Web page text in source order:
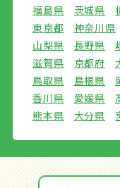
福島県
茨城県
東京都
神奈川県
山梨県
長野県
滋賀県
京都府
鳥取県
島根県
香川県
愛媛県
熊本県
大分県